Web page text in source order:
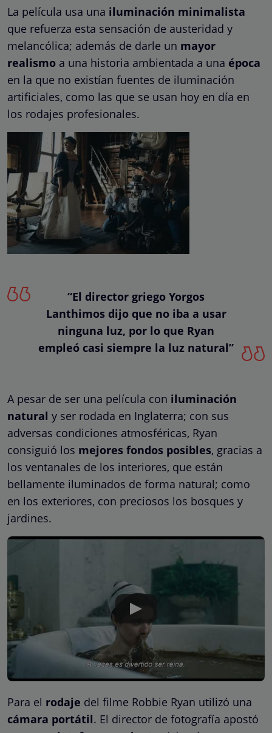
La película usa una iluminación minimalista
que refuerza esta sensación de austeridad y
melancólica; además de darle un mayor
realismo a una historia ambientada a una época
en la que no existían fuentes de iluminación
artificiales, como las que se usan hoy en día en
los rodajes profesionales.
“El director griego Yorgos
Lanthimos dijo que no iba a usar
ninguna luz, por lo que Ryan
empleó casi siempre la luz natural”
A pesar de ser una película con iluminación
natural y ser rodada en Inglaterra; con sus
adversas condiciones atmosféricas, Ryan
consiguió los mejores fondos posibles, gracias a
los ventanales de los interiores, que están
bellamente iluminados de forma natural; como
en los exteriores, con preciosos los bosques y
jardines.
Para el rodaje del filme Robbie Ryan utilizó una
cámara portátil. El director de fotografía apostó